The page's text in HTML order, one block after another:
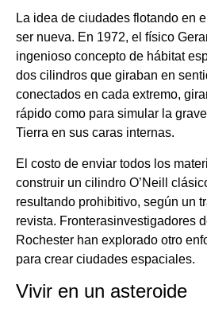
La idea de ciudades flotando en el
ser nueva. En 1972, el físico
ingenioso concepto de hábitat
dos cilindros que giraban en
conectados en cada extremo,
rápido como para simular la
Tierra en sus caras internas.
El costo de enviar todos los
construir un cilindro O’Neill
resultando prohibitivo, según un
revista. Fronterasinvestigadores
Rochester han explorado otro
para crear ciudades espaciales.
Vivir en un asteroide